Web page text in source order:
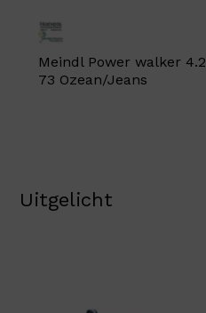
Meindl Power walker
73 Ozean/Jeans
Uitgelicht